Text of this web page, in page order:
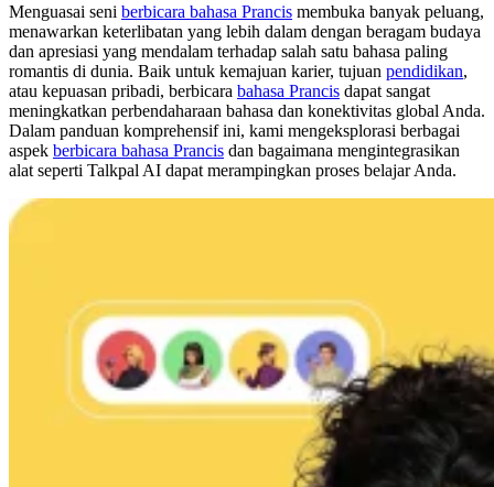
Menguasai seni berbicara bahasa Prancis membuka banyak peluang,
menawarkan keterlibatan yang lebih dalam dengan beragam budaya
dan apresiasi yang mendalam terhadap salah satu bahasa paling
romantis di dunia. Baik untuk kemajuan karier, tujuan pendidikan,
atau kepuasan pribadi, berbicara bahasa Prancis dapat sangat
meningkatkan perbendaharaan bahasa dan konektivitas global Anda.
Dalam panduan komprehensif ini, kami mengeksplorasi berbagai
aspek berbicara bahasa Prancis dan bagaimana mengintegrasikan
alat seperti Talkpal AI dapat merampingkan proses belajar Anda.